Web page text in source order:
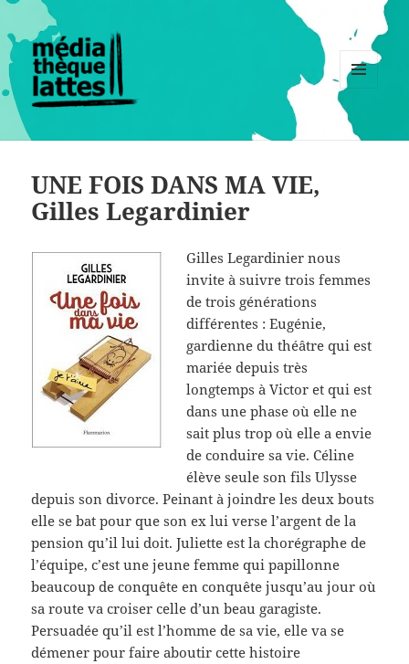
MENU
WIDGETS
UNE FOIS DANS MA VIE,
Gilles Legardinier
Gilles Legardinier nous
invite à suivre trois femmes
de trois générations
différentes : Eugénie,
gardienne du théâtre qui est
mariée depuis très
longtemps à Victor et qui est
dans une phase où elle ne
sait plus trop où elle a envie
de conduire sa vie. Céline
élève seule son fils Ulysse
depuis son divorce. Peinant à joindre les deux bouts
elle se bat pour que son ex lui verse l’argent de la
pension qu’il lui doit. Juliette est la chorégraphe de
l’équipe, c’est une jeune femme qui papillonne
beaucoup de conquête en conquête jusqu’au jour où
sa route va croiser celle d’un beau garagiste.
Persuadée qu’il est l’homme de sa vie, elle va se
démener pour faire aboutir cette histoire